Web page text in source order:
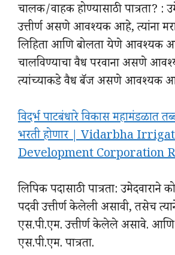
चालक/वाहक होण्यासाठी पात्रता? :
उत्तीर्ण असणे आवश्यक आहे, त्यांना
लिहिता आणि बोलता येणे आवश्यक
चालविण्याचा वैध परवाना असणे
त्यांच्याकडे वैध बॅज असणे आवश्यक
विदर्भ पाटबंधारे विकास महामंडळात
भरती होणार | Vidarbha
Development Corporation
लिपिक पदासाठी पात्रता: उमेदवाराने
पदवी उत्तीर्ण केलेली असावी, तसेच
एस.पी.एम. उत्तीर्ण केलेले असावे. आणि
एस.पी.एम. पात्रता.